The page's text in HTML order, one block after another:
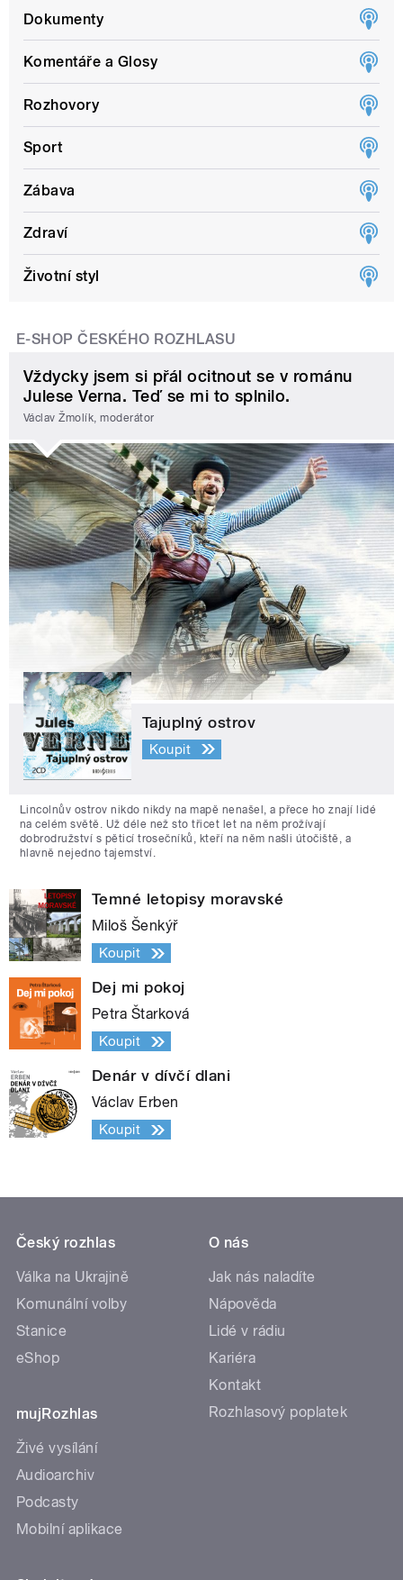
Dokumenty
Komentáře a Glosy
Rozhovory
Sport
Zábava
Zdraví
Životní styl
E-SHOP ČESKÉHO ROZHLASU
Vždycky jsem si přál ocitnout se v románu
Julese Verna. Teď se mi to splnilo.
Václav Žmolík, moderátor
Tajuplný ostrov
Koupit
Lincolnův ostrov nikdo nikdy na mapě nenašel, a přece ho znají lidé
na celém světě. Už déle než sto třicet let na něm prožívají
dobrodružství s pěticí trosečníků, kteří na něm našli útočiště, a
hlavně nejedno tajemství.
Temné letopisy moravské
Miloš Šenkýř
Koupit
Dej mi pokoj
Petra Štarková
Koupit
Denár v dívčí dlani
Václav Erben
Koupit
Český rozhlas
Válka na Ukrajině
Komunální volby
Stanice
eShop
mujRozhlas
Živé vysílání
Audioarchiv
Podcasty
Mobilní aplikace
O nás
Jak nás naladíte
Nápověda
Lidé v rádiu
Kariéra
Kontakt
Rozhlasový poplatek